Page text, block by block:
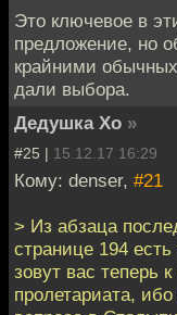
Это ключевое в
предложение, но
крайними
дали выбора.
Дедушка Хо »
#25 | 15.12.17 16:29
Кому: denser, #21
> Из абзаца
странице 194
зовут вас теперь
пролетариата,